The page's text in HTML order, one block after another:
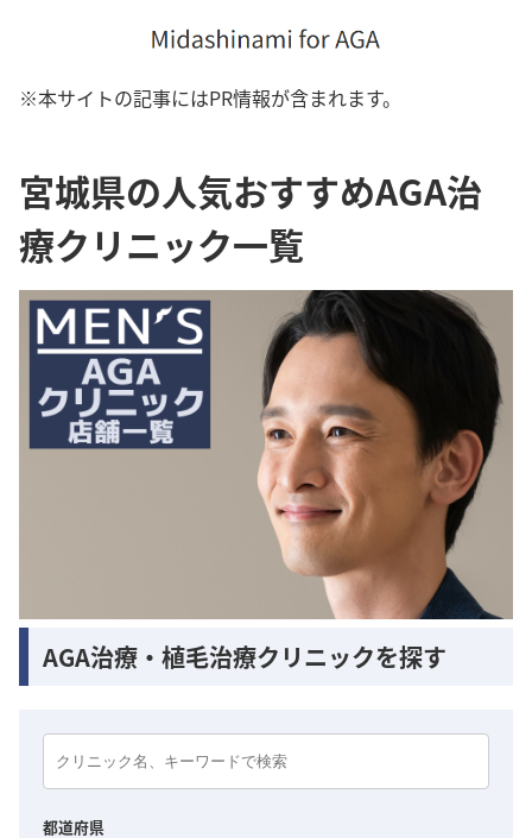
※本サイトの記事にはPR情報が含まれます。
宮城県の人気おすすめAGA治
療クリニック一覧
AGA治療・植毛治療クリニックを探す
都道府県